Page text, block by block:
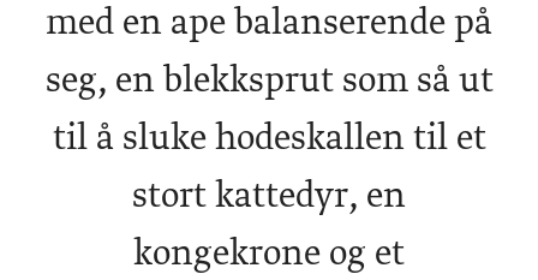
med en ape balanserende på
seg, en blekksprut som så ut
til å sluke hodeskallen til et
stort kattedyr, en
kongekrone og et